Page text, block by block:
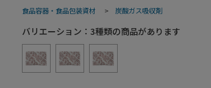
食品容器・食品包装資材 > 炭酸ガス吸収剤
バリエーション： 3種類の商品があります